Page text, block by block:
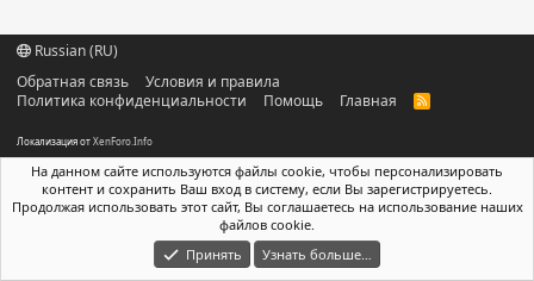
Russian (RU)
Обратная связь
Условия и правила
Политика конфиденциальности
Помощь Главная
R
S
Локализация отXenForo.Info
На данном сайте используются файлы cookie, чтобы персонализировать
контент и сохранить Ваш вход в систему, если Вы зарегистрируетесь.
Продолжая использовать этот сайт, Вы соглашаетесь на использование наших
файлов cookie.
Принять
Узнать больше…